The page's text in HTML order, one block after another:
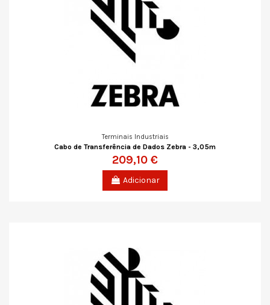
Terminais Industriais
Cabo de Transferência de Dados Zebra - 3,05m
209,10 €
Adicionar